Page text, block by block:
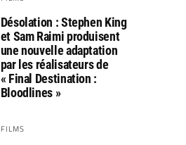
Désolation : Stephen King
et Sam Raimi produisent
une nouvelle adaptation
par les réalisateurs de
« Final Destination :
Bloodlines »
FILMS